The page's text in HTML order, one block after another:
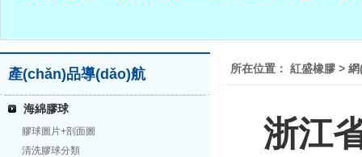
產(chǎn)品導(dǎo)航
海綿膠球
膠球圖片+剖面圖
清洗膠球分類
所在位置： 紅盛橡膠 >
浙江